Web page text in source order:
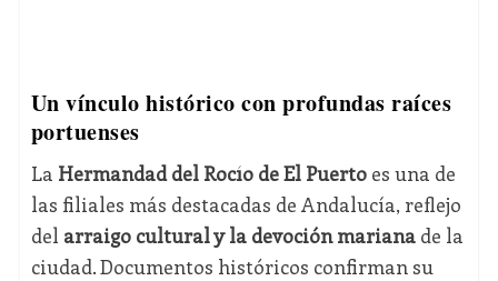
Un vínculo histórico con profundas raíces
portuenses
La Hermandad del Rocío de El Puertoes una de
las filiales más destacadas de Andalucía, reflejo
del arraigo cultural y la devoción marianade la
ciudad. Documentos históricos confirman su